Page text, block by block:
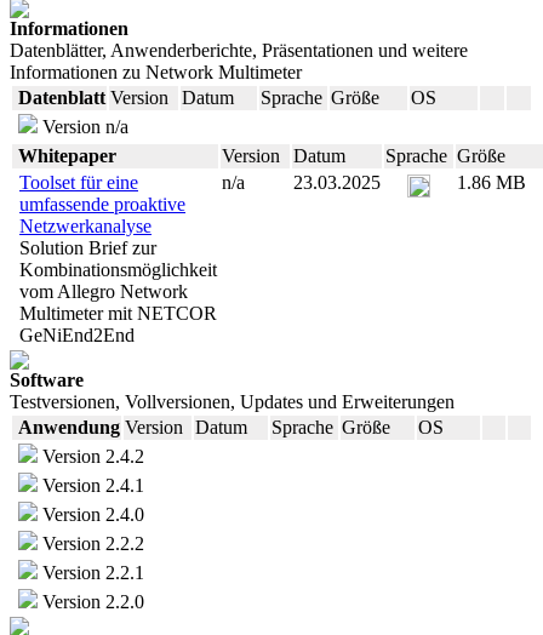
Informationen
Datenblätter, Anwenderberichte, Präsentationen und weitere
Informationen zu Network Multimeter
Datenblatt Version Datum Sprache Größe
OS
Version n/a
Whitepaper
Version Datum Sprache Größe
Toolset für eine
umfassende proaktive
Netzwerkanalyse
Solution Brief zur
Kombinationsmöglichkeit
vom Allegro Network
Multimeter mit NETCOR
GeNiEnd2End
n/a 23.03.2025 1.86 MB
Software
Testversionen, Vollversionen, Updates und Erweiterungen
Anwendung Version Datum Sprache Größe
OS
Version 2.4.2
Version 2.4.1
Version 2.4.0
Version 2.2.2
Version 2.2.1
Version 2.2.0